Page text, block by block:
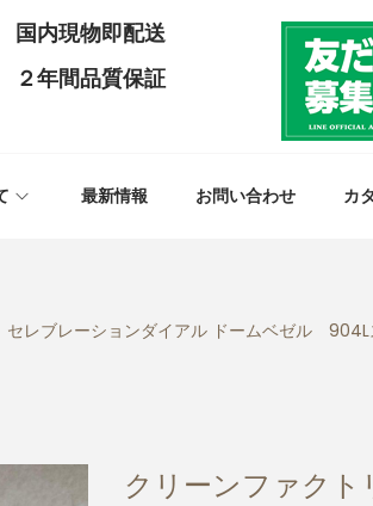
内現物即配送
年間品質保証
最新情報 お問い合わせ カ
レブレーションダイアル ドームベゼル
クリーンファク